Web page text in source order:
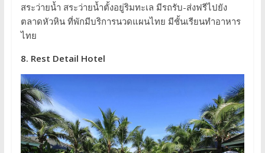
สระว่ายน้ำ สระว่ายน้ำตั้งอยู่ริมทะเล มีรถรับ-ส่งฟรีไปยัง
ตลาดหัวหิน ที่พักมีบริการนวดแผนไทย มีชั้นเรียนทำอาหาร
ไทย
8. Rest Detail Hotel